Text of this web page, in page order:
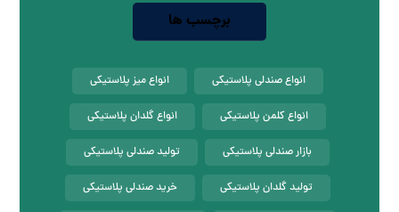
برچسب ها
انواع صندلی پلاستیکی انواع میز پلاستیکی
انواع کلمن پلاستیکی انواع گلدان پلاستیکی
بازار صندلی پلاستیکی تولید صندلی پلاستیکی
تولید گلدان پلاستیکی خرید صندلی پلاستیکی